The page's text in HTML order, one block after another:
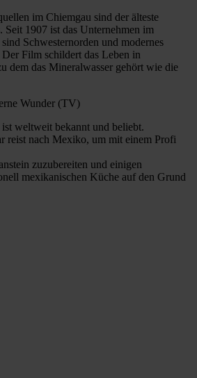
im Chiemgau sind der älteste
1907 ist das Unternehmen im
Schwesternorden und modernes
Film schildert das Leben in
dem das Mineralwasser gehört wie die
Wunder (TV)
weltweit bekannt und beliebt.
reist nach Mexiko, um mit einem Profi
zuzubereiten und einigen
mexikanischen Küche auf den Grund